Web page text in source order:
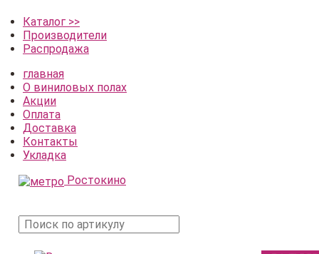
Каталог >>
Производители
Распродажа
главная
О виниловых полах
Акции
Оплата
Доставка
Контакты
Укладка
Ростокино